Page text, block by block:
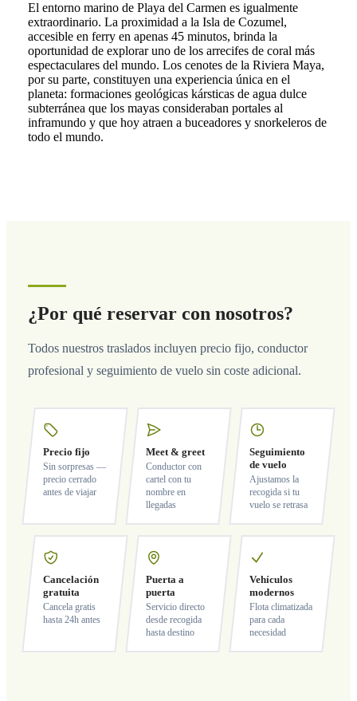
El entorno marino de Playa del Carmen es igualmente
extraordinario. La proximidad a la Isla de Cozumel,
accesible en ferry en apenas 45 minutos, brinda la
oportunidad de explorar uno de los arrecifes de coral más
espectaculares del mundo. Los cenotes de la Riviera Maya,
por su parte, constituyen una experiencia única en el
planeta: formaciones geológicas kársticas de agua dulce
subterránea que los mayas consideraban portales al
inframundo y que hoy atraen a buceadores y snorkeleros de
todo el mundo.
¿Por qué reservar con nosotros?
Todos nuestros traslados incluyen precio fijo, conductor
profesional y seguimiento de vuelo sin coste adicional.
Precio fijo
Sin sorpresas —
precio cerrado
antes de viajar
Meet & greet
Conductor con
cartel con tu
nombre en
llegadas
Seguimiento
de vuelo
Ajustamos la
recogida si tu
vuelo se retrasa
Cancelación
gratuita
Cancela gratis
hasta 24h antes
Puerta a
puerta
Servicio directo
desde recogida
hasta destino
Vehículos
modernos
Flota climatizada
para cada
necesidad